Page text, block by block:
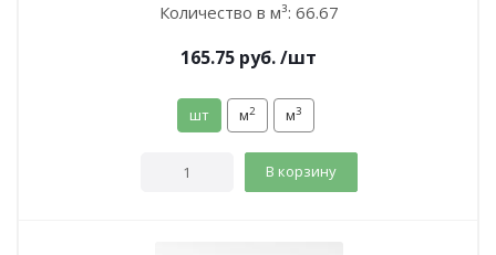
Количество в м³: 66.67
165.75 руб./шт
шт м2 м3
В корзину